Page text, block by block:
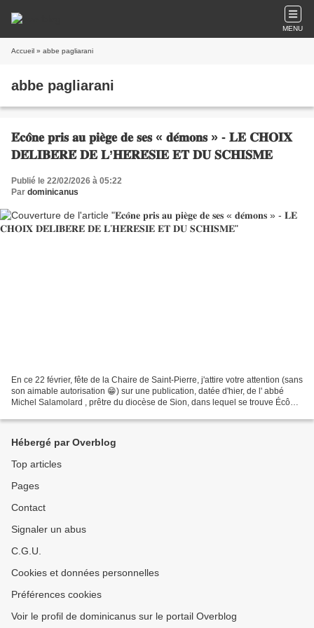
MENU
Accueil » abbe pagliarani
abbe pagliarani
𝐄́𝐜𝐨̂𝐧𝐞 𝐩𝐫𝐢𝐬 𝐚𝐮 𝐩𝐢𝐞̀𝐠𝐞 𝐝𝐞 𝐬𝐞𝐬 « 𝐝𝐞́𝐦𝐨𝐧𝐬 » - 𝐋𝐄 𝐂𝐇𝐎𝐈𝐗
𝐃𝐄́𝐋𝐈𝐁𝐄́𝐑𝐄́ 𝐃𝐄 𝐋’𝐇𝐄́𝐑𝐄́𝐒𝐈𝐄 𝐄𝐓 𝐃𝐔 𝐒𝐂𝐇𝐈𝐒𝐌𝐄
Publié le 22/02/2026 à 05:22
Par dominicanus
En ce 22 février, fête de la Chaire de Saint-Pierre, j'attire votre attention (sans
son aimable autorisation 😁) sur une publication, datée d'hier, de l' abbé
Michel Salamolard , prêtre du diocèse de Sion, dans lequel se trouve Écône
Hébergé par Overblog
Top articles
Pages
Contact
Signaler un abus
C.G.U.
Cookies et données personnelles
Préférences cookies
Voir le profil de dominicanus sur le portail Overblog